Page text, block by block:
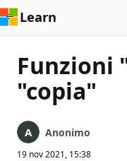
Learn
Funzioni
"copia"
Anonimo
19 nov 2021, 15:38